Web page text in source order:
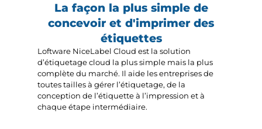
CONTACTEZ-NOUS
La façon la plus simple de
concevoir et d'imprimer des
étiquettes
Loftware NiceLabel Cloud est la solution
d’étiquetage cloud la plus simple mais la plus
complète du marché. Il aide les entreprises de
toutes tailles à gérer l’étiquetage, de la
conception de l’étiquette à l’impression et à
chaque étape intermédiaire.